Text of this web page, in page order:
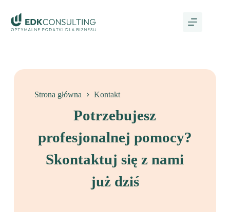
Strona główna Kontakt
Potrzebujesz
profesjonalnej pomocy?
Skontaktuj się z nami
już dziś